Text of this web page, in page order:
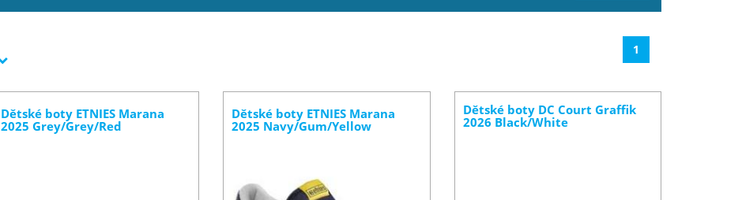
1
Dětské boty ETNIES Marana
2025 Grey/Grey/Red
Dětské boty ETNIES Marana
2025 Navy/Gum/Yellow
Dětské boty DC Court Graffik
2026 Black/White